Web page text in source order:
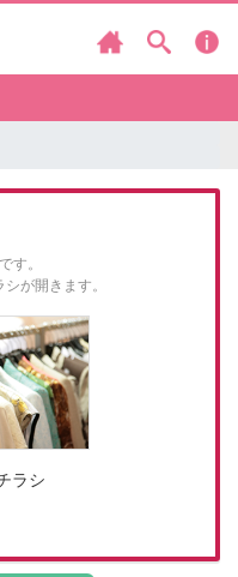
す。
が開きます。
ラシ